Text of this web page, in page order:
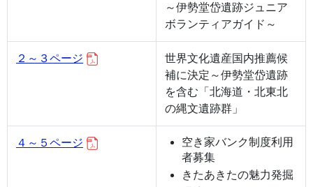
～伊勢堂岱遺跡ジュニア
ボランティアガイド～
２～３ページ
世界文化遺産国内推薦候
補に決定～伊勢堂岱遺跡
を含む「北海道・北東北
の縄文遺跡群」
４～５ページ
空き家バンク制度利用
者募集
きたあきたの魅力発掘